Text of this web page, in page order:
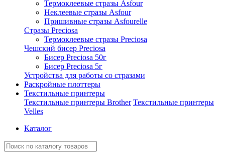
Термоклеевые стразы Asfour
Неклеевые стразы Asfour
Пришивные стразы Asfourelle
Стразы Preciosa
Термоклеевые стразы Preciosa
Чешский бисер Preciosa
Бисер Preciosa 50г
Бисер Preciosa 5г
Устройства для работы со стразами
Раскройные плоттеры
Текстильные принтеры
Текстильные принтеры Brother Текстильные принтеры
Velles
Каталог